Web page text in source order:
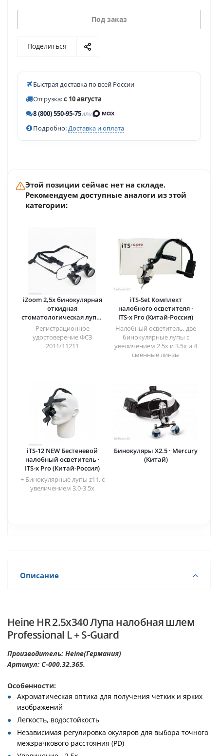
Под заказ
Поделиться
Быстрая доставка по всей России
Отгрузка:с 10 августа
8 (800) 550-95-75или
Подробно:Доставка и оплата
Этой позиции сейчас нет на складе.
Рекомендуем доступные аналоги из этой
категории:
iZoom 2,5х бинокулярная
откидная
стоматологическая лупа ·
DentLight (США)
Регистрационное
удостоверение ФСЗ
2011/11211
iTS-Set Комплект
налобного осветителя ·
ITS-x Pro (Китай-Россия)
Налобный осветитель, две
бинокулярные лупы с
увеличением 2.5x и 3.5x и 4
сменные линзы
iTS-12 NEW Бестеневой
налобный осветитель ·
ITS-x Pro (Китай-Россия)
+ Бинокулярные лупы z11, с
увеличением 3.0-3.5х
Бинокуляры X2.5 · Mercury
(Китай)
Описание
Heine HR 2.5х340 Лупа налобная шлем
Professional L + S-Guard
Производитель: Heine(Германия)
Артикул: C-000.32.365.
Особенности:
Ахроматическая оптика для получения четких и ярких
изображений
Легкость, водостойкость
Независимая регулировка окуляров для выбора точного
межзрачкового расстояния (PD)